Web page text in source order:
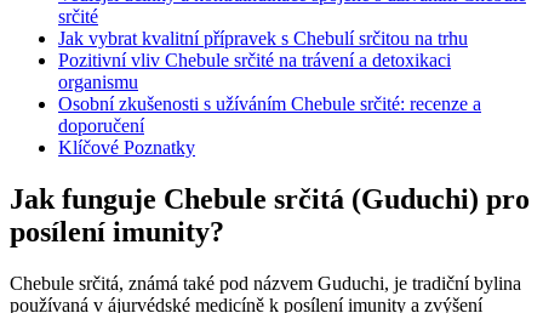
srčité
Jak vybrat kvalitní přípravek s Chebulí srčitou na trhu
Pozitivní vliv Chebule srčité na trávení a detoxikaci
organismu
Osobní zkušenosti s užíváním Chebule srčité: recenze a
doporučení
Klíčové Poznatky
Jak funguje Chebule srčitá (Guduchi) pro
posílení imunity?
Chebule srčitá, známá také pod názvem Guduchi, je tradiční bylina
používaná v ájurvédské medicíně k posílení imunity a zvýšení